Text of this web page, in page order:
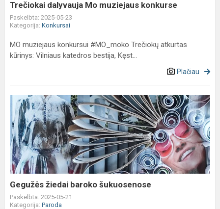
Trečiokai dalyvauja Mo muziejaus konkurse
Paskelbta: 2025-05-23
Kategorija: Konkursai
MO muziejaus konkursui #MO_moko Trečiokų atkurtas
kūrinys: Vilniaus katedros bestija, Kęst...
Plačiau
Gegužės
žiedai
baroko
šukuosenose
Gegužės žiedai baroko šukuosenose
Paskelbta: 2025-05-21
Kategorija: Paroda